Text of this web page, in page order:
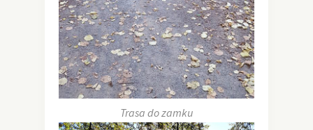
Trasa do zamku